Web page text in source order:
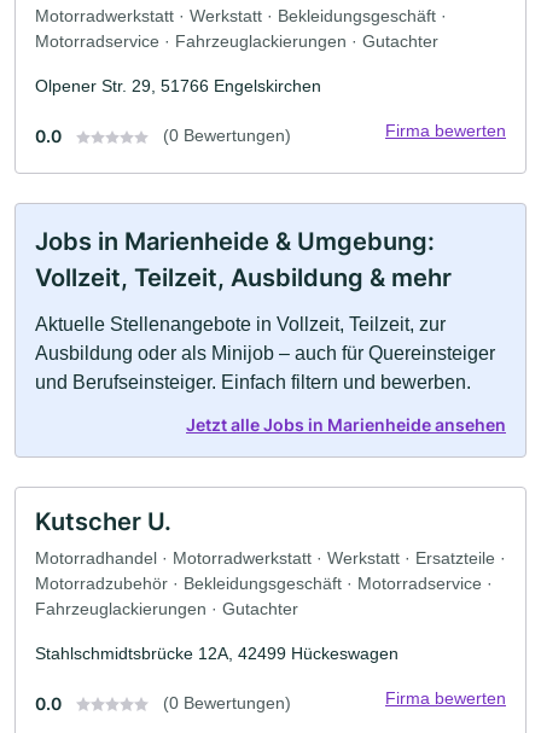
Motorradwerkstatt · Werkstatt · Bekleidungsgeschäft ·
Motorradservice · Fahrzeuglackierungen · Gutachter
Olpener Str. 29, 51766 Engelskirchen
0.0 (0 Bewertungen) Firma bewerten
Jobs in Marienheide & Umgebung:
Vollzeit, Teilzeit, Ausbildung & mehr
Aktuelle Stellenangebote in Vollzeit, Teilzeit, zur
Ausbildung oder als Minijob – auch für Quereinsteiger
und Berufseinsteiger. Einfach filtern und bewerben.
Jetzt alle Jobs in Marienheide ansehen
Kutscher U.
Motorradhandel · Motorradwerkstatt · Werkstatt · Ersatzteile ·
Motorradzubehör · Bekleidungsgeschäft · Motorradservice ·
Fahrzeuglackierungen · Gutachter
Stahlschmidtsbrücke 12A, 42499 Hückeswagen
0.0 (0 Bewertungen) Firma bewerten